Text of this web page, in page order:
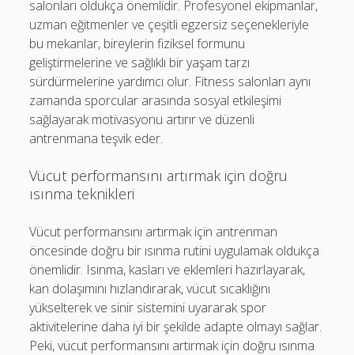
salonları oldukça önemlidir. Profesyonel ekipmanlar,
uzman eğitmenler ve çeşitli egzersiz seçenekleriyle
bu mekanlar, bireylerin fiziksel formunu
geliştirmelerine ve sağlıklı bir yaşam tarzı
sürdürmelerine yardımcı olur. Fitness salonları aynı
zamanda sporcular arasında sosyal etkileşimi
sağlayarak motivasyonu artırır ve düzenli
antrenmana teşvik eder.
Vücut performansını artırmak için doğru
ısınma teknikleri
Vücut performansını artırmak için antrenman
öncesinde doğru bir ısınma rutini uygulamak oldukça
önemlidir. Isınma, kasları ve eklemleri hazırlayarak,
kan dolaşımını hızlandırarak, vücut sıcaklığını
yükselterek ve sinir sistemini uyararak spor
aktivitelerine daha iyi bir şekilde adapte olmayı sağlar.
Peki, vücut performansını artırmak için doğru ısınma